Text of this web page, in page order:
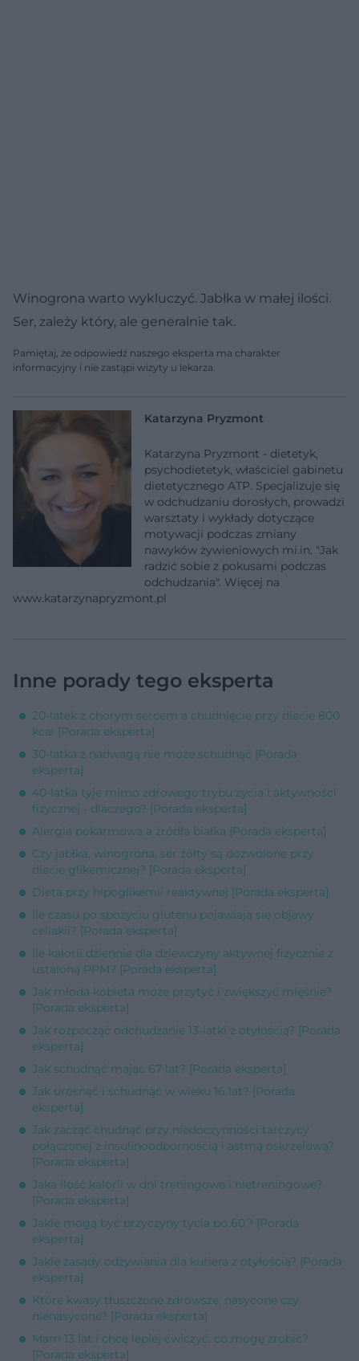
Winogrona warto wykluczyć. Jabłka w małej ilości.
Ser, zależy który, ale generalnie tak.
Pamiętaj, że odpowiedź naszego eksperta ma charakter
informacyjny i nie zastąpi wizyty u lekarza.
Katarzyna Pryzmont
Katarzyna Pryzmont - dietetyk,
psychodietetyk, właściciel gabinetu
dietetycznego ATP. Specjalizuje się
w odchudzaniu dorosłych, prowadzi
warsztaty i wykłady dotyczące
motywacji podczas zmiany
nawyków żywieniowych mi.in. "Jak
radzić sobie z pokusami podczas
odchudzania". Więcej na
www.katarzynapryzmont.pl
Inne porady tego eksperta
20-latek z chorym sercem a chudnięcie przy diecie 800
kcal [Porada eksperta]
30-latka z nadwagą nie może schudnąć [Porada
eksperta]
40-latka tyje mimo zdrowego trybu życia i aktywności
fizycznej - dlaczego? [Porada eksperta]
Alergia pokarmowa a źródła białka [Porada eksperta]
Czy jabłka, winogrona, ser żółty są dozwolone przy
diecie glikemicznej? [Porada eksperta]
Dieta przy hipoglikemii reaktywnej [Porada eksperta]
Ile czasu po spożyciu glutenu pojawiają się objawy
celiakii? [Porada eksperta]
Ile kalorii dziennie dla dziewczyny aktywnej fizycznie z
ustaloną PPM? [Porada eksperta]
Jak młoda kobieta może przytyć i zwiększyć mięśnie?
[Porada eksperta]
Jak rozpocząć odchudzanie 13-latki z otyłością? [Porada
eksperta]
Jak schudnąć mając 67 lat? [Porada eksperta]
Jak urosnąć i schudnąć w wieku 16 lat? [Porada
eksperta]
Jak zacząć chudnąć przy niedoczynności tarczycy
połączonej z insulinoodpornością i astmą oskrzelową?
[Porada eksperta]
Jaka ilość kalorii w dni treningowe i nietreningowe?
[Porada eksperta]
Jakie mogą być przyczyny tycia po 60.? [Porada
eksperta]
Jakie zasady odżywiania dla kuriera z otyłością? [Porada
eksperta]
Które kwasy tłuszczone zdrowsze: nasycone czy
nienasycone? [Porada eksperta]
Mam 13 lat i chcę lepiej ćwiczyć: co mogę zrobić?
[Porada eksperta]